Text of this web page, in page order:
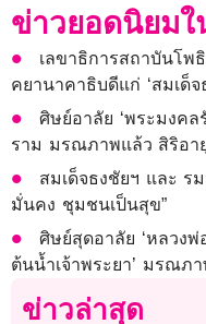
ข่าวยอดนิยม
เลขาธิการสถาบันโพ
คยานาคาธิบดีแก่ ‘สมเด็จ
ศิษย์อาลัย ‘พระมงคล
ราม มรณภาพแล้ว สิริอา
สมเด็จธงชัยฯ และ ร
มั่นคง ชุมชนเป็นสุข”
ศิษย์สุดอาลัย ‘หลวงพ่
ต้นน้ำเจ้าพระยา’ มรณภ
ข่าวล่าสุด